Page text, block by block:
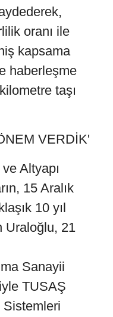
oranı ile
kapsama
haberleşme
taşı
VERDİK'
Altyapı
15 Aralık
10 yıl
Uraloğlu, 21
Sanayii
TUSAŞ